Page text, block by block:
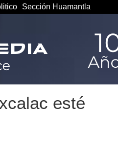
Sección Huamantla
esté